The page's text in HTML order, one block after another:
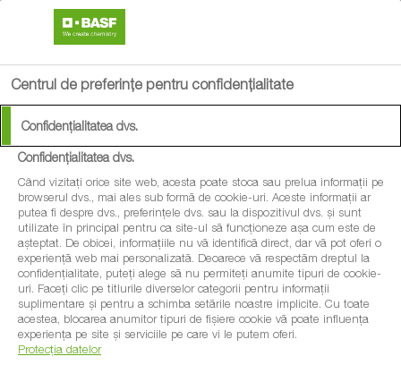
Centrul de preferințe pentru confidențialitate
Confidențialitatea dvs.
Confidențialitatea dvs.
Când vizitați orice site web, acesta poate stoca sau prelua informații pe
browserul dvs., mai ales sub formă de cookie-uri. Aceste informații ar
putea fi despre dvs., preferințele dvs. sau la dispozitivul dvs. și sunt
utilizate în principal pentru ca site-ul să funcționeze așa cum este de
așteptat. De obicei, informațiile nu vă identifică direct, dar vă pot oferi o
experiență web mai personalizată. Deoarece vă respectăm dreptul la
confidențialitate, puteți alege să nu permiteți anumite tipuri de cookie-
uri. Faceți clic pe titlurile diverselor categorii pentru informații
suplimentare și pentru a schimba setările noastre implicite. Cu toate
acestea, blocarea anumitor tipuri de fișiere cookie vă poate influența
experiența pe site și serviciile pe care vi le putem oferi.
Protecția datelor